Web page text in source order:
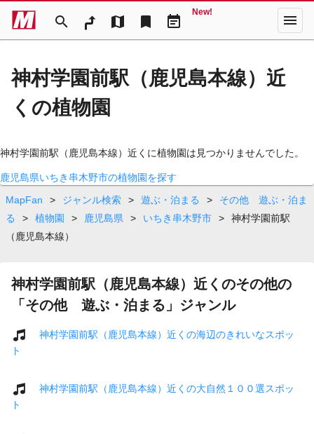
search map bookmark event_note
New! menu
神村学園前駅（鹿児島本線）近
くの植物園
神村学園前駅（鹿児島本線）近くに植物園は見つかりませんでした。
鹿児島県いちき串木野市の植物園を探す
MapFan
> ジャンル検索 > 遊ぶ・泊まる >
その他 遊ぶ・泊ま
る
> 植物園 > 鹿児島県 > いちき串木野市 >
神村学園前駅
（鹿児島本線）
神村学園前駅（鹿児島本線）近くのその他の
「その他 遊ぶ・泊まる」ジャンル
神村学園前駅（鹿児島本線）近くの海辺のきれいなスポッ
ト
神村学園前駅（鹿児島本線）近くの大自然１００選スポッ
ト